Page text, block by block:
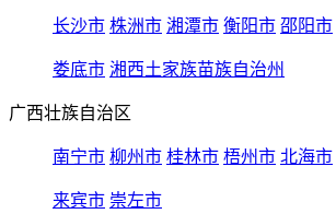
长沙市 株洲市 湘潭市 衡阳市 邵阳市
娄底市 湘西土家族苗族自治州
广西壮族自治区
南宁市 柳州市 桂林市 梧州市 北海市
来宾市 崇左市